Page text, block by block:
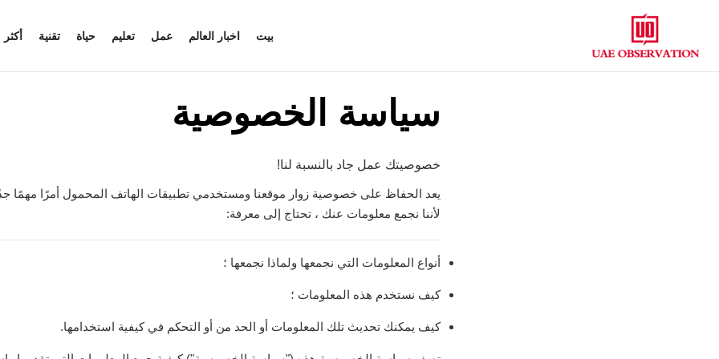
بيت اخبار العالم عمل تعليم حياة تقنية أكثر
سياسة الخصوصية
خصوصيتك عمل جاد بالنسبة لنا!
يعد الحفاظ على خصوصية زوار موقعنا ومستخدمي تطبيقات الهاتف المحمول أمرًا مهمًا جدًا
لأننا نجمع معلومات عنك ، تحتاج إلى معرفة:
أنواع المعلومات التي نجمعها ولماذا نجمعها ؛
كيف نستخدم هذه المعلومات ؛
كيف يمكنك تحديث تلك المعلومات أو الحد من أو التحكم في كيفية استخدامها.